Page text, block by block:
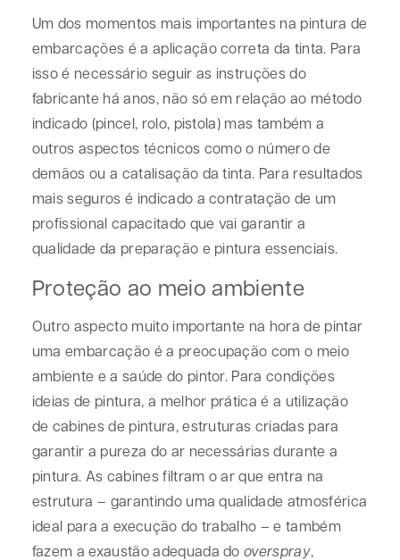
Um dos momentos mais importantes na pintura de
embarcações é a aplicação correta da tinta. Para
isso é necessário seguir as instruções do
fabricante há anos, não só em relação ao método
indicado (pincel, rolo, pistola) mas também a
outros aspectos técnicos como o número de
demãos ou a catalisação da tinta. Para resultados
mais seguros é indicado a contratação de um
profissional capacitado que vai garantir a
qualidade da preparação e pintura essenciais.
Proteção ao meio ambiente
Outro aspecto muito importante na hora de pintar
uma embarcação é a preocupação com o meio
ambiente e a saúde do pintor. Para condições
ideias de pintura, a melhor prática é a utilização
de cabines de pintura, estruturas criadas para
garantir a pureza do ar necessárias durante a
pintura. As cabines filtram o ar que entra na
estrutura – garantindo uma qualidade atmosférica
ideal para a execução do trabalho – e também
fazem a exaustão adequada dooverspray,